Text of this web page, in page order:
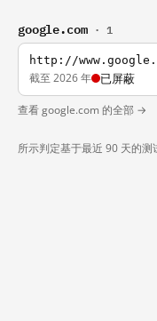
google.com · 1
http://
截至 2026 年 已屏蔽
查看 google.com 的全部 →
所示判定基于最近 90 天的测